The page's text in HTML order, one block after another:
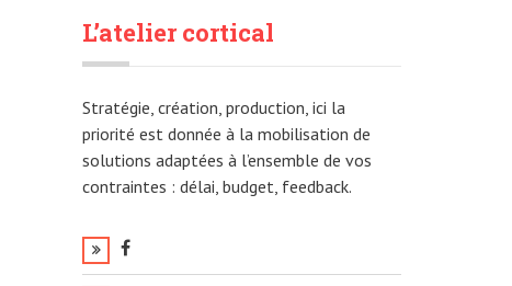
L’atelier cortical
Stratégie, création, production, ici la
priorité est donnée à la mobilisation de
solutions adaptées à l’ensemble de vos
contraintes : délai, budget, feedback.